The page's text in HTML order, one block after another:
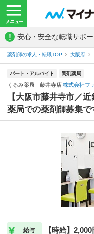
! 安心・安全な転職サポー
薬剤師の求人・転職TOP 大阪府
パート・アルバイト 調剤薬局
くるみ薬局 藤井寺店 株式会社フ
【大阪市藤井寺市／
薬局での薬剤師募集で
給与 【時給】